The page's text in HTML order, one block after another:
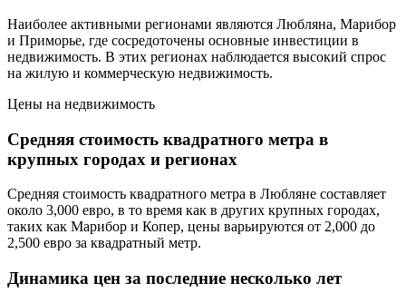
Наиболее активными регионами являются Любляна, Марибор
и Приморье, где сосредоточены основные инвестиции в
недвижимость. В этих регионах наблюдается высокий спрос
на жилую и коммерческую недвижимость.
Цены на недвижимость
Средняя стоимость квадратного метра в
крупных городах и регионах
Средняя стоимость квадратного метра в Любляне составляет
около 3,000 евро, в то время как в других крупных городах,
таких как Марибор и Копер, цены варьируются от 2,000 до
2,500 евро за квадратный метр.
Динамика цен за последние несколько лет